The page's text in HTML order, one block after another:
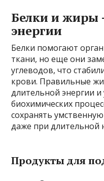
Белки и жиры
энергии
Белки помогают
ткани, но еще они
углеводов, что
крови. Правильные
длительной энергии
биохимических
сохранять
даже при длительной
Продукты для